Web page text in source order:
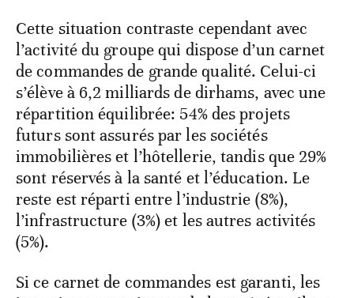
Cette situation contraste cependant avec
l’activité du groupe qui dispose d’un carnet
de commandes de grande qualité. Celui-ci
s’élève à 6,2 milliards de dirhams, avec une
répartition équilibrée: 54% des projets
futurs sont assurés par les sociétés
immobilières et l’hôtellerie, tandis que 29%
sont réservés à la santé et l’éducation. Le
reste est réparti entre l’industrie (8%),
l’infrastructure (3%) et les autres activités
(5%).
Si ce carnet de commandes est garanti, les